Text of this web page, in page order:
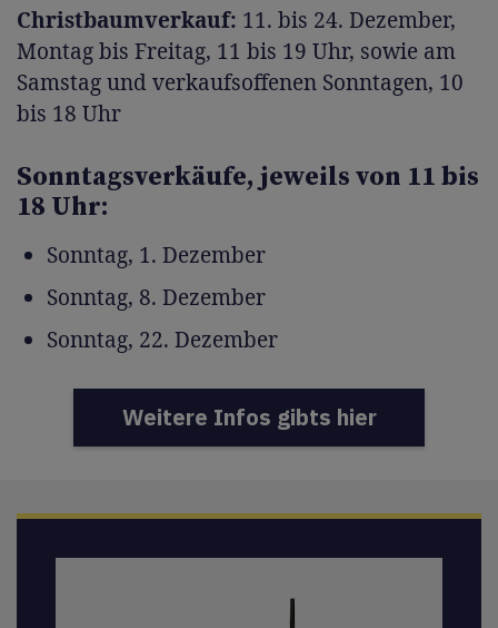
Christbaumverkauf: 11. bis 24. Dezember,
Montag bis Freitag, 11 bis 19 Uhr, sowie am
Samstag und verkaufsoffenen Sonntagen, 10
bis 18 Uhr
Sonntagsverkäufe, jeweils von 11 bis
18 Uhr:
Sonntag, 1. Dezember
Sonntag, 8. Dezember
Sonntag, 22. Dezember
Weitere Infos gibts hier